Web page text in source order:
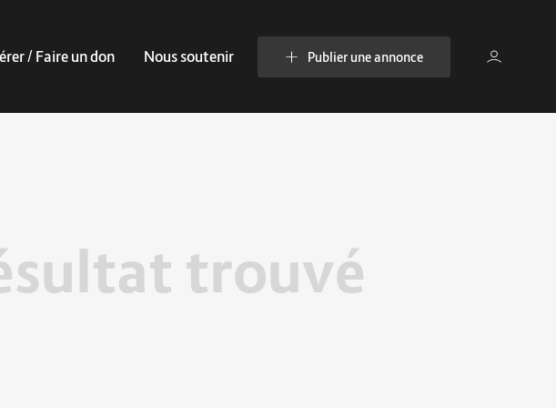
/ Faire un don Nous soutenir Publier une annonce
trouvé